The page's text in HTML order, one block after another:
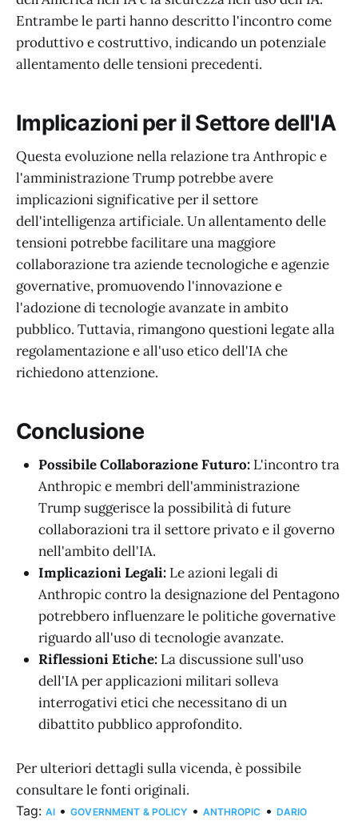
Entrambe le parti hanno descritto l'incontro come
produttivo e costruttivo, indicando un potenziale
allentamento delle tensioni precedenti.
Implicazioni per il Settore dell'IA
Questa evoluzione nella relazione tra Anthropic e
l'amministrazione Trump potrebbe avere
implicazioni significative per il settore
dell'intelligenza artificiale. Un allentamento delle
tensioni potrebbe facilitare una maggiore
collaborazione tra aziende tecnologiche e agenzie
governative, promuovendo l'innovazione e
l'adozione di tecnologie avanzate in ambito
pubblico. Tuttavia, rimangono questioni legate alla
regolamentazione e all'uso etico dell'IA che
richiedono attenzione.
Conclusione
Possibile Collaborazione Futuro: L'incontro tra
Anthropic e membri dell'amministrazione
Trump suggerisce la possibilità di future
collaborazioni tra il settore privato e il governo
nell'ambito dell'IA.
Implicazioni Legali: Le azioni legali di
Anthropic contro la designazione del Pentagono
potrebbero influenzare le politiche governative
riguardo all'uso di tecnologie avanzate.
Riflessioni Etiche: La discussione sull'uso
dell'IA per applicazioni militari solleva
interrogativi etici che necessitano di un
dibattito pubblico approfondito.
Per ulteriori dettagli sulla vicenda, è possibile
consultare le fonti originali.
Tag: AI • GOVERNMENT & POLICY • ANTHROPIC • DARIO